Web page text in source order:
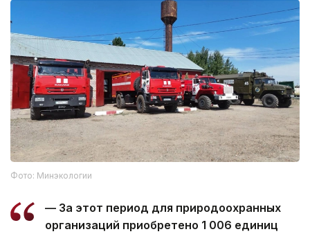
Фото: Минэкологии
— За этот период для природоохранных
организаций приобретено 1 006 единиц